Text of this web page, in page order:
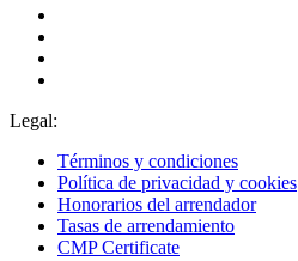
Legal:
Términos y condiciones
Política de privacidad y cookies
Honorarios del arrendador
Tasas de arrendamiento
CMP Certificate